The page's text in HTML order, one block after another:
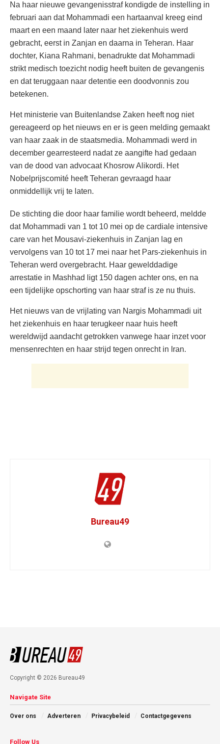
Na haar nieuwe gevangenisstraf kondigde de instelling in
februari aan dat Mohammadi een hartaanval kreeg eind
maart en een maand later naar het ziekenhuis werd
gebracht, eerst in Zanjan en daarna in Teheran. Haar
dochter, Kiana Rahmani, benadrukte dat Mohammadi
strikt medisch toezicht nodig heeft buiten de gevangenis
en dat teruggaan naar detentie een doodvonnis zou
betekenen.
Het ministerie van Buitenlandse Zaken heeft nog niet
gereageerd op het nieuws en er is geen melding gemaakt
van haar zaak in de staatsmedia. Mohammadi werd in
december gearresteerd nadat ze aangifte had gedaan
van de dood van advocaat Khosrow Alikordi. Het
Nobelprijscomité heeft Teheran gevraagd haar
onmiddellijk vrij te laten.
De stichting die door haar familie wordt beheerd, meldde
dat Mohammadi van 1 tot 10 mei op de cardiale intensive
care van het Mousavi-ziekenhuis in Zanjan lag en
vervolgens van 10 tot 17 mei naar het Pars-ziekenhuis in
Teheran werd overgebracht. Haar gewelddadige
arrestatie in Mashhad ligt 150 dagen achter ons, en na
een tijdelijke opschorting van haar straf is ze nu thuis.
Het nieuws van de vrijlating van Nargis Mohammadi uit
het ziekenhuis en haar terugkeer naar huis heeft
wereldwijd aandacht getrokken vanwege haar inzet voor
mensenrechten en haar strijd tegen onrecht in Iran.
Bureau49
Copyright © 2026 Bureau49
Navigate Site
Over ons Adverteren Privacybeleid Contactgegevens
Follow Us